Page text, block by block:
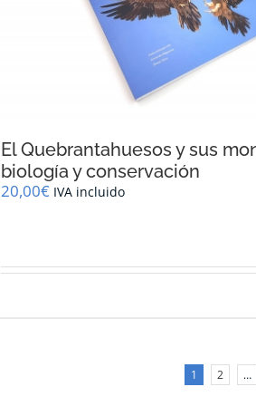
El Quebrantahuesos y sus
biología y conservación
20,00€ IVA incluido
1 2 …